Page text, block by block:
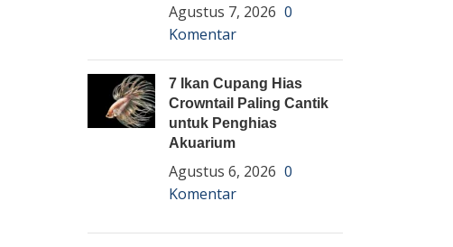
Agustus 7, 2026 0
Komentar
7 Ikan Cupang Hias
Crowntail Paling Cantik
untuk Penghias
Akuarium
Agustus 6, 2026 0
Komentar